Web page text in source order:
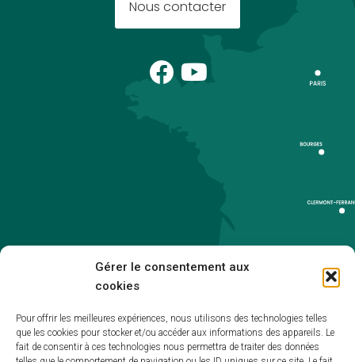
Gérer le consentement aux
cookies
Pour offrir les meilleures expériences, nous utilisons des technologies telles
que les cookies pour stocker et/ou accéder aux informations des appareils. Le
fait de consentir à ces technologies nous permettra de traiter des données
Nous contacter